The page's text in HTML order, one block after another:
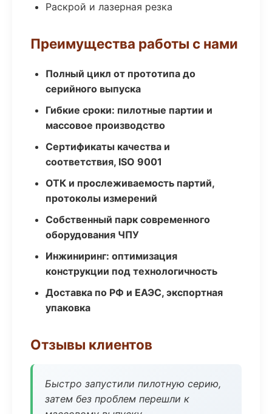
Раскрой и лазерная резка
Преимущества работы с нами
Полный цикл от прототипа до
серийного выпуска
Гибкие сроки: пилотные партии и
массовое производство
Сертификаты качества и
соответствия, ISO 9001
ОТК и прослеживаемость партий,
протоколы измерений
Собственный парк современного
оборудования ЧПУ
Инжиниринг: оптимизация
конструкции под технологичность
Доставка по РФ и ЕАЭС, экспортная
упаковка
Отзывы клиентов
Быстро запустили пилотную серию,
затем без проблем перешли к